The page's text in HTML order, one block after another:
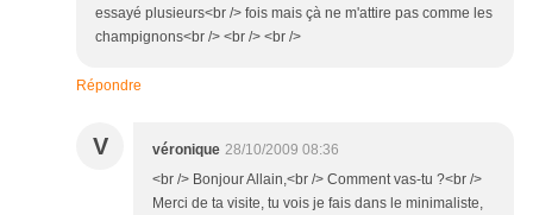
essayé plusieurs<br /> fois mais çà ne m'attire pas comme les
champignons<br /> <br /> <br />
Répondre
V véronique 28/10/2009 08:36
<br /> Bonjour Allain,<br /> Comment vas-tu ?<br />
Merci de ta visite, tu vois je fais dans le minimaliste,